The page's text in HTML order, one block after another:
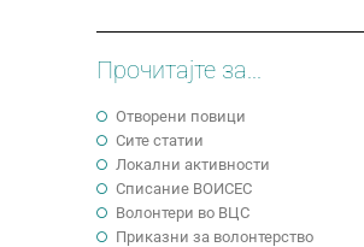
Прочитајте за...
Отворени повици
Сите статии
Локални активности
Cписание ВОИСЕС
Волонтери во ВЦС
Приказни за волонтерство